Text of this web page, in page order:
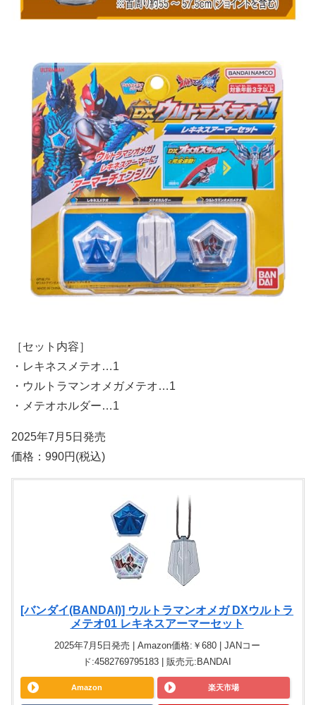
［セット内容］
・レキネスメテオ…1
・ウルトラマンオメガメテオ…1
・メテオホルダー…1
2025年7月5日発売
価格：990円(税込)
[バンダイ(BANDAI)] ウルトラマンオメガ DXウルトラ
メテオ01 レキネスアーマーセット
2025年7月5日発売 | Amazon価格:￥680 | JANコー
ド:4582769795183 | 販売元:BANDAI
Amazon 楽天市場